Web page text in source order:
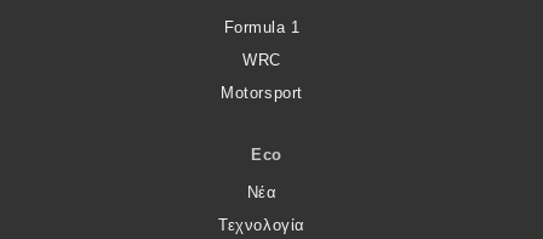
Formula 1
WRC
Motorsport
Eco
Νέα
Τεχνολογία